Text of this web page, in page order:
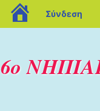
6ο
blogs.sch.gr
Σύνδεση